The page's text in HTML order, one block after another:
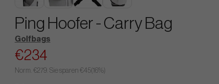
Ping Hoofer - Carry Bag
Golfbags
€234
Norm. €279. Sie sparen €45(16%)